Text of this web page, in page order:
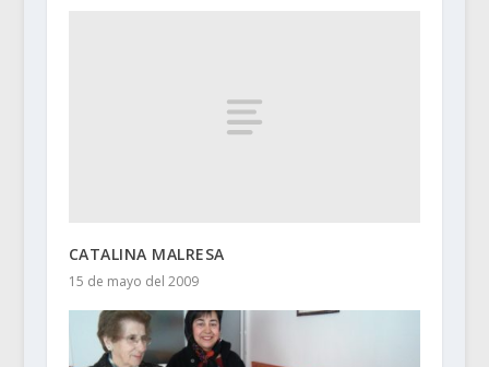
CATALINA MALRESA
15 de mayo del 2009